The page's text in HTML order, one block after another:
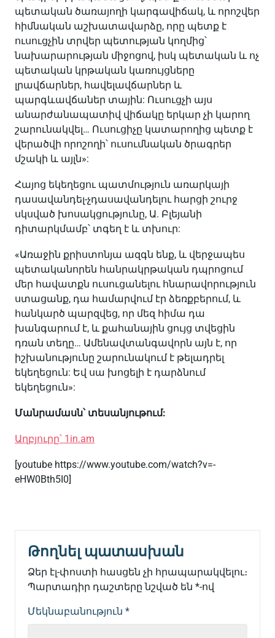
պետական ծառայողի կարգավիճակ, և որոշվեր
հիմնական աշխատավարձը, որը պետք է
ուսուցչին տրվեր պետության կողմից՝
նախարարության միջոցով, իսկ պետական և ոչ
պետական կրթական կառույցները
լրավճարներ, հավելավճարներ և
պարգևավճաներ տային: Ուսուցչի այս
անարժանապատիվ վիճակը երկար չի կարող
շարունակվել… Ուսուցիչը կատարողից պետք է
վերածվի որոշողի՝ ուսումնական ծրագրեր
մշակի և այլն»:
Հայոց եկեղեցու պատմություն առարկայի
դասավանդել-չդասավանդելու հարցի շուրջ
սկսված խոսակցությունը, Ա. Բլեյանի
դիտարկմամբ՝ տգեղ է և տխուր:
«Առաջին քրիստոնյա ազգն ենք, և վերջապես
պետականորեն հանրակրթական դպրոցում
մեր հավատքն ուսուցանելու հնարավորություն
ստացանք, դա համարվում էր ձեռքբերում, և
հանկարծ պարզվեց, որ մեզ հիմա դա
խանգարում է, և քահանային ցույց տվեցին
դռան տեղը… Ամենավտանգավորն այն է, որ
իշխանությունը շարունակում է թելադրել
եկեղեցուն: Եվ սա խոցելի է դարձնում
եկեղեցուն»:
Մանրամասն՝ տեսանյութում:
Աղբյուրը՝ 1in.am
[youtube https://www.youtube.com/watch?v=-
eHW0Bth5I0]
Թողնել պատասխան
Ձեր էլ-փոստի հասցեն չի հրապարակվելու։
Պարտադիր դաշտերը նշված են *-ով
Մեկնաբանություն *